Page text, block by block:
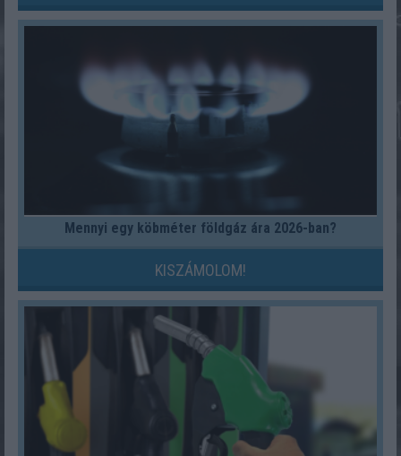
Mennyi egy köbméter földgáz ára 2026-ban?
KISZÁMOLOM!